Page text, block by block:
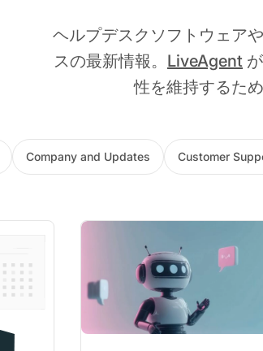
ヘルプデスクソフトウェア
スの最新情報。 LiveAgent
性を維持するた
Company and Updates Customer